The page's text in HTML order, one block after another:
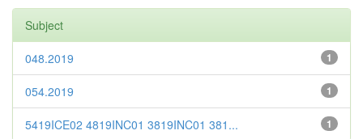
Subject
1
048.2019
1
054.2019
1
5419ICE02 4819INC01 3819INC01 381...